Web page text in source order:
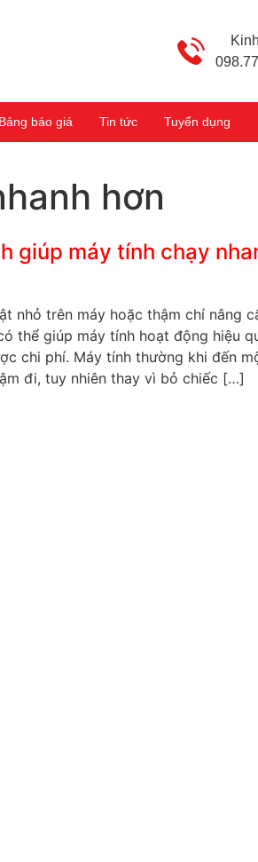
Bảng báo giá Tin tức Tuyển dụng
hơn
giúp máy tính chạy
nhỏ trên máy hoặc thậm chí nâng
thể giúp máy tính hoạt động hiệu
chi phí. Máy tính thường khi đến
đi, tuy nhiên thay vì bỏ chiếc […]